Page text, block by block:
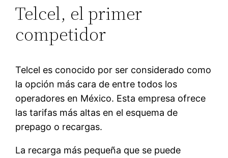
Telcel, el primer
competidor
Telcel es conocido por ser considerado como
la opción más cara de entre todos los
operadores en México. Esta empresa ofrece
las tarifas más altas en el esquema de
prepago o recargas.
La recarga más pequeña que se puede